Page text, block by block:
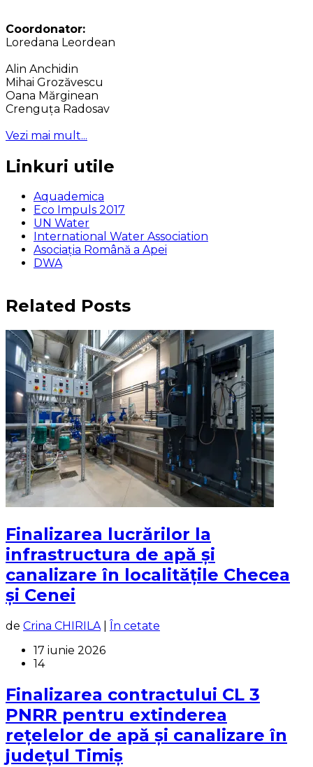
Coordonator:
Loredana Leordean
Alin Anchidin
Mihai Grozăvescu
Oana Mărginean
Crenguța Radosav
Vezi mai mult...
Linkuri utile
Aquademica
Eco Impuls 2017
UN Water
International Water Association
Asociaţia Română a Apei
DWA
Related Posts
Finalizarea lucrărilor la
infrastructura de apă și
canalizare în localitățile Checea
și Cenei
de Crina CHIRILA| În cetate
17 iunie 2026
14
Finalizarea contractului CL 3
PNRR pentru extinderea
rețelelor de apă și canalizare în
județul Timiș